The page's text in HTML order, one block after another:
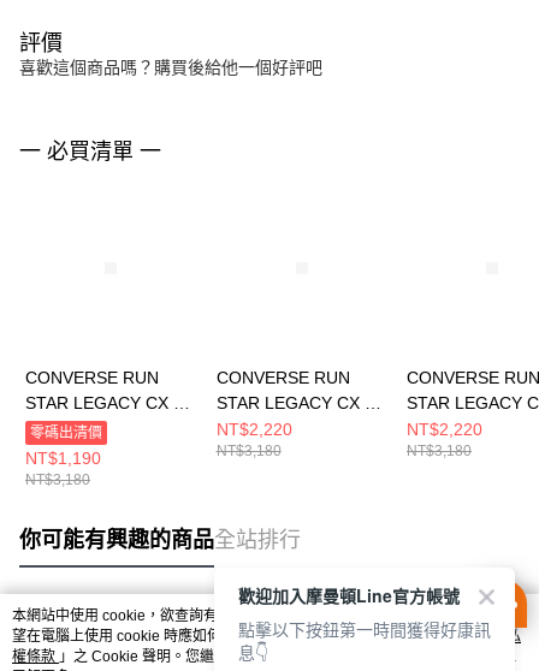
評價
喜歡這個商品嗎？購買後給他一個好評吧
一 必買清單 一
CONVERSE RUN
STAR LEGACY CX HI
SUMMIT SAGE 男女
厚底 增高 休閒鞋
A03080C
零碼出清價
NT$1,190
NT$3,180
CONVERSE RUN
STAR LEGACY CX HI
BLACK/EGRET/WHIT
E 男女 厚底 增高 休閒
NT$2,220
NT$3,180
CONVERSE RUN
STAR LEGACY
EGRET/BLACK/
E 男女 厚底 增高
NT$2,220
NT$3,180
你可能有興趣的商品全站排行
熱門標籤
本網站中使用 cookie，欲查詢有關本網站使用 cookie 方式之詳情，及若您不希
望在電腦上使用 cookie 時應如何變更電腦的 cookie 設定，請參閱本網站「
隱私
權條款 」之 Cookie 聲明。您繼續使用本網站即表示您同意本公司得按本網站使
歡迎加入摩曼頓Line官方帳號
點擊以下按鈕第一時間獲得好康訊
息👇